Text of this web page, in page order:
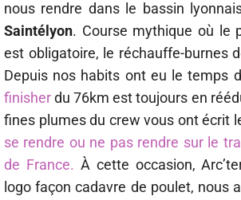
nous rendre dans le bassin
Saintélyon. Course mythique où le
est obligatoire, le réchauffe-burnes
Depuis nos habits ont eu le temps
finisherdu 76km est toujours en
fines plumes du crew vous ont écrit
se rendre ou ne pas rendre sur le
de France. À cette occasion,
logo façon cadavre de poulet, nous